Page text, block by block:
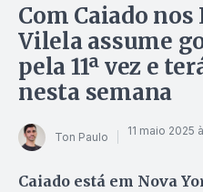
Com Caiado nos
Vilela assume
pela 11ª vez e
nesta semana
Ton Paulo 11 maio 2025
Caiado está em Nova